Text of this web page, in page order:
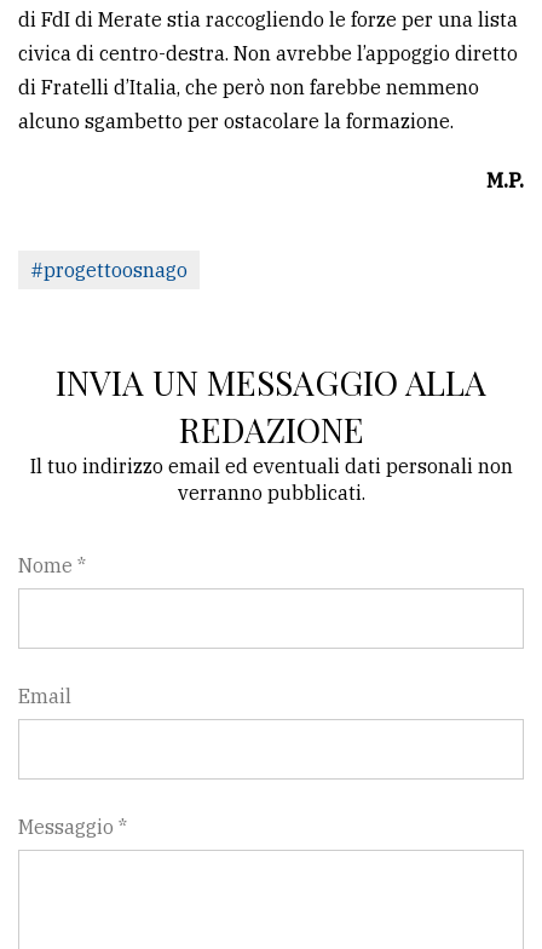
di FdI di Merate stia raccogliendo le forze per una lista
civica di centro-destra. Non avrebbe l’appoggio diretto
di Fratelli d’Italia, che però non farebbe nemmeno
alcuno sgambetto per ostacolare la formazione.
M.P.
#progettoosnago
INVIA UN MESSAGGIO ALLA
REDAZIONE
Il tuo indirizzo email ed eventuali dati personali non
verranno pubblicati.
Nome *
Email
Messaggio *